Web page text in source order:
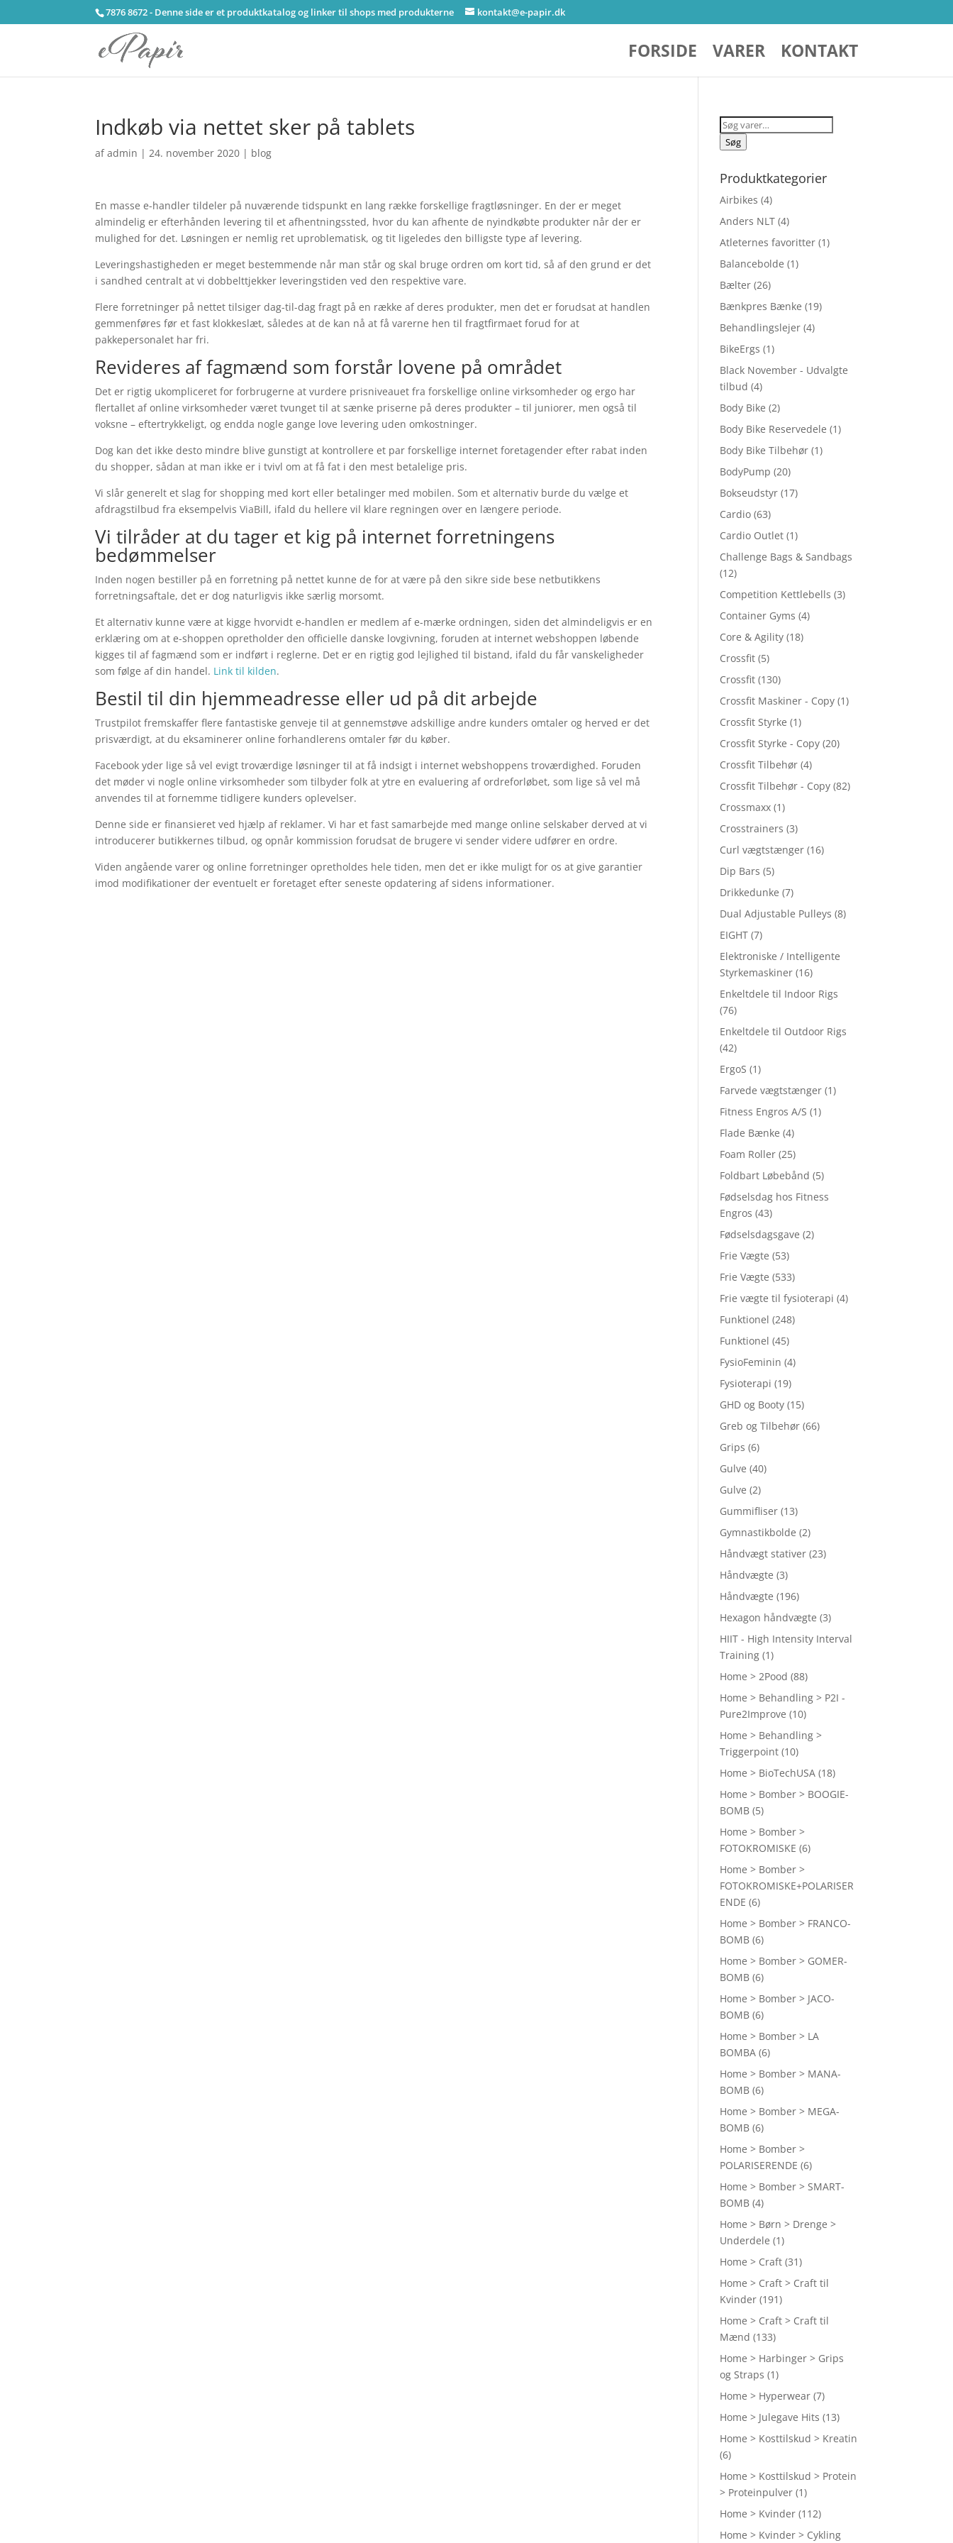
7876 8672 - Denne side er et produktkatalog og linker til shops med produkterne kontakt@e-papir.dk
FORSIDE VARER KONTAKT
Indkøb via nettet sker på tablets
afadmin |24. november 2020 | blog
En masse e-handler tildeler på nuværende tidspunkt en lang række forskellige fragtløsninger. En der er meget
almindelig er efterhånden levering til et afhentningssted, hvor du kan afhente de nyindkøbte produkter når der er
mulighed for det. Løsningen er nemlig ret uproblematisk, og tit ligeledes den billigste type af levering.
Leveringshastigheden er meget bestemmende når man står og skal bruge ordren om kort tid, så af den grund er det
i sandhed centralt at vi dobbelttjekker leveringstiden ved den respektive vare.
Flere forretninger på nettet tilsiger dag-til-dag fragt på en række af deres produkter, men det er forudsat at handlen
gemmenføres før et fast klokkeslæt, således at de kan nå at få varerne hen til fragtfirmaet forud for at
pakkepersonalet har fri.
Revideres af fagmænd som forstår lovene på området
Det er rigtig ukompliceret for forbrugerne at vurdere prisniveauet fra forskellige online virksomheder og ergo har
flertallet af online virksomheder været tvunget til at sænke priserne på deres produkter – til juniorer, men også til
voksne – eftertrykkeligt, og endda nogle gange love levering uden omkostninger.
Dog kan det ikke desto mindre blive gunstigt at kontrollere et par forskellige internet foretagender efter rabat inden
du shopper, sådan at man ikke er i tvivl om at få fat i den mest betalelige pris.
Vi slår generelt et slag for shopping med kort eller betalinger med mobilen. Som et alternativ burde du vælge et
afdragstilbud fra eksempelvis ViaBill, ifald du hellere vil klare regningen over en længere periode.
Vi tilråder at du tager et kig på internet forretningens
bedømmelser
Inden nogen bestiller på en forretning på nettet kunne de for at være på den sikre side bese netbutikkens
forretningsaftale, det er dog naturligvis ikke særlig morsomt.
Et alternativ kunne være at kigge hvorvidt e-handlen er medlem af e-mærke ordningen, siden det almindeligvis er en
erklæring om at e-shoppen opretholder den officielle danske lovgivning, foruden at internet webshoppen løbende
kigges til af fagmænd som er indført i reglerne. Det er en rigtig god lejlighed til bistand, ifald du får vanskeligheder
som følge af din handel. Link til kilden.
Bestil til din hjemmeadresse eller ud på dit arbejde
Trustpilot fremskaffer flere fantastiske genveje til at gennemstøve adskillige andre kunders omtaler og herved er det
prisværdigt, at du eksaminerer online forhandlerens omtaler før du køber.
Facebook yder lige så vel evigt troværdige løsninger til at få indsigt i internet webshoppens troværdighed. Foruden
det møder vi nogle online virksomheder som tilbyder folk at ytre en evaluering af ordreforløbet, som lige så vel må
anvendes til at fornemme tidligere kunders oplevelser.
Denne side er finansieret ved hjælp af reklamer. Vi har et fast samarbejde med mange online selskaber derved at vi
introducerer butikkernes tilbud, og opnår kommission forudsat de brugere vi sender videre udfører en ordre.
Viden angående varer og online forretninger opretholdes hele tiden, men det er ikke muligt for os at give garantier
imod modifikationer der eventuelt er foretaget efter seneste opdatering af sidens informationer.
Søg
efter:
Søg
Produktkategorier
Airbikes (4)
Anders NLT (4)
Atleternes favoritter (1)
Balancebolde (1)
Bælter (26)
Bænkpres Bænke (19)
Behandlingslejer (4)
BikeErgs (1)
Black November - Udvalgte
tilbud (4)
Body Bike (2)
Body Bike Reservedele (1)
Body Bike Tilbehør (1)
BodyPump (20)
Bokseudstyr (17)
Cardio (63)
Cardio Outlet (1)
Challenge Bags & Sandbags
(12)
Competition Kettlebells (3)
Container Gyms (4)
Core & Agility (18)
Crossfit (5)
Crossfit (130)
Crossfit Maskiner - Copy (1)
Crossfit Styrke (1)
Crossfit Styrke - Copy (20)
Crossfit Tilbehør (4)
Crossfit Tilbehør - Copy (82)
Crossmaxx (1)
Crosstrainers (3)
Curl vægtstænger (16)
Dip Bars (5)
Drikkedunke (7)
Dual Adjustable Pulleys (8)
EIGHT (7)
Elektroniske / Intelligente
Styrkemaskiner (16)
Enkeltdele til Indoor Rigs
(76)
Enkeltdele til Outdoor Rigs
(42)
ErgoS (1)
Farvede vægtstænger (1)
Fitness Engros A/S (1)
Flade Bænke (4)
Foam Roller (25)
Foldbart Løbebånd (5)
Fødselsdag hos Fitness
Engros (43)
Fødselsdagsgave (2)
Frie Vægte (53)
Frie Vægte (533)
Frie vægte til fysioterapi (4)
Funktionel (248)
Funktionel (45)
FysioFeminin (4)
Fysioterapi (19)
GHD og Booty (15)
Greb og Tilbehør (66)
Grips (6)
Gulve (40)
Gulve (2)
Gummifliser (13)
Gymnastikbolde (2)
Håndvægt stativer (23)
Håndvægte (3)
Håndvægte (196)
Hexagon håndvægte (3)
HIIT - High Intensity Interval
Training (1)
Home > 2Pood (88)
Home > Behandling > P2I -
Pure2Improve (10)
Home > Behandling >
Triggerpoint (10)
Home > BioTechUSA (18)
Home > Bomber > BOOGIE-
BOMB (5)
Home > Bomber >
FOTOKROMISKE (6)
Home > Bomber >
FOTOKROMISKE+POLARISER
ENDE (6)
Home > Bomber > FRANCO-
BOMB (6)
Home > Bomber > GOMER-
BOMB (6)
Home > Bomber > JACO-
BOMB (6)
Home > Bomber > LA
BOMBA (6)
Home > Bomber > MANA-
BOMB (6)
Home > Bomber > MEGA-
BOMB (6)
Home > Bomber >
POLARISERENDE (6)
Home > Bomber > SMART-
BOMB (4)
Home > Børn > Drenge >
Underdele (1)
Home > Craft (31)
Home > Craft > Craft til
Kvinder (191)
Home > Craft > Craft til
Mænd (133)
Home > Harbinger > Grips
og Straps (1)
Home > Hyperwear (7)
Home > Julegave Hits (13)
Home > Kosttilskud > Kreatin
(6)
Home > Kosttilskud > Protein
> Proteinpulver (1)
Home > Kvinder (112)
Home > Kvinder > Cykling